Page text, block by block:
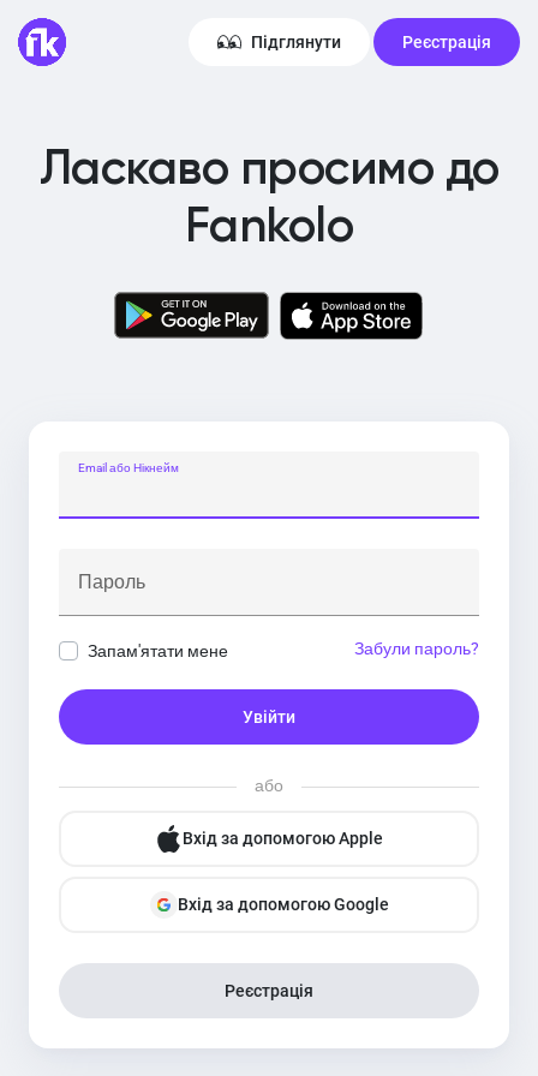
Підглянути Реєстрація
Ласкаво просимо до
Fankolo
Email або Нікнейм
Пароль
Запам'ятати мене Забули пароль?
Увійти
або
Вхід за допомогою Apple
Вхід за допомогою Google
Реєстрація